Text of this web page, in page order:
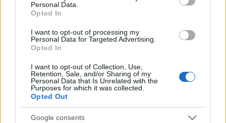
Personal Data.
Opted In
I want to opt-out of processing my
Personal Data for Targeted Advertising.
Opted In
I want to opt-out of Collection, Use,
Retention, Sale, and/or Sharing of my
Personal Data that Is Unrelated with the
Purposes for which it was collected.
Opted Out
Google consents
Precedente
Affitti illegali di
minacce: 51enne in
manette a Roma
Hamas Israele,
durante le
trattative per gli
Formula E gualtieri